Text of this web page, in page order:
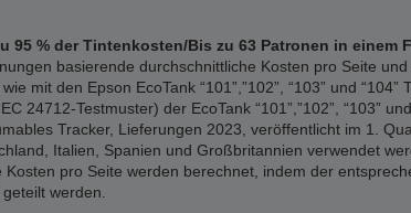
95 % der Tintenkosten/Bis zu 63 Patronen in einem
basierende durchschnittliche Kosten pro Seite
mit den Epson EcoTank “101”,”102”, “103” und
24712-Testmuster) der EcoTank “101”,”102”, “103”
Tracker, Lieferungen 2023, veröffentlicht im 1.
Italien, Spanien und Großbritannien verwendet
Kosten pro Seite werden berechnet, indem der
werden.